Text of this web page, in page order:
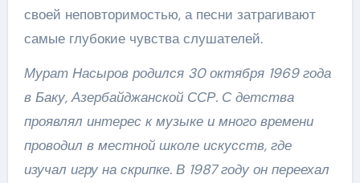
своей неповторимостью, а песни затрагивают
самые глубокие чувства слушателей.
Мурат Насыров родился 30 октября 1969 года
в Баку, Азербайджанской ССР. С детства
проявлял интерес к музыке и много времени
проводил в местной школе искусств, где
изучал игру на скрипке. В 1987 году он переехал